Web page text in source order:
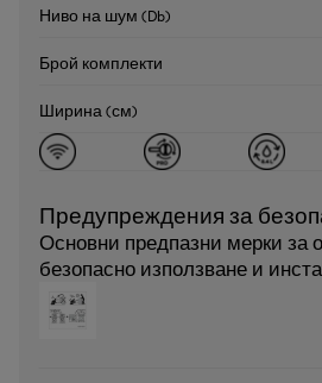
Ниво на шум (Db)
Брой комплекти
Ширина (см)
Предупреждения за
Основни предпазни мерки за
безопасно използване и